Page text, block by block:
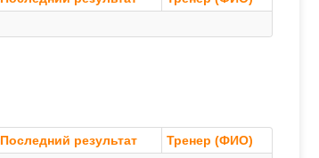
Последний результат
Тренер (ФИО)